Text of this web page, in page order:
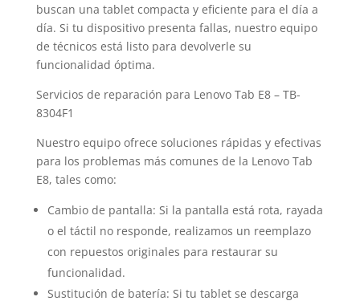
buscan una tablet compacta y eficiente para el día a
día. Si tu dispositivo presenta fallas, nuestro equipo
de técnicos está listo para devolverle su
funcionalidad óptima.
Servicios de reparación para Lenovo Tab E8 – TB-
8304F1
Nuestro equipo ofrece soluciones rápidas y efectivas
para los problemas más comunes de la Lenovo Tab
E8, tales como:
Cambio de pantalla: Si la pantalla está rota, rayada
o el táctil no responde, realizamos un reemplazo
con repuestos originales para restaurar su
funcionalidad.
Sustitución de batería: Si tu tablet se descarga